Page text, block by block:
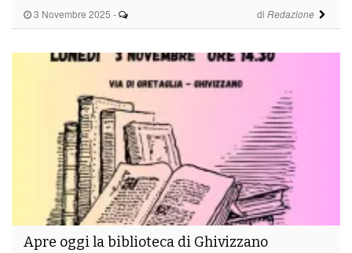
3 Novembre 2025 - di Redazione
Apre oggi la biblioteca di Ghivizzano